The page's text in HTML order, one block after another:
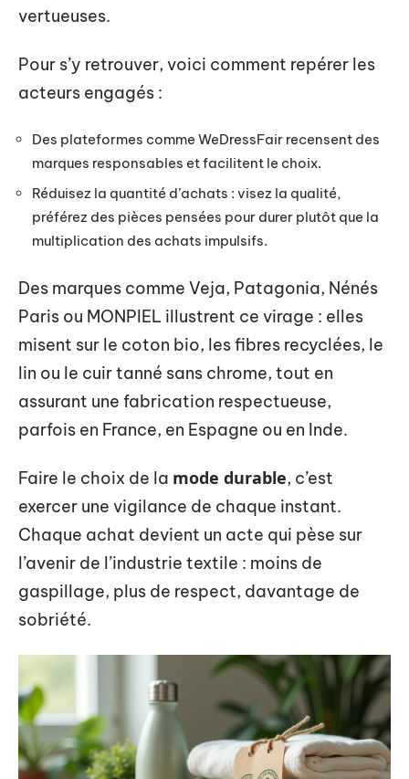
vertueuses.
Pour s’y retrouver, voici comment repérer les
acteurs engagés :
Des plateformes comme WeDressFair recensent des
marques responsables et facilitent le choix.
Réduisez la quantité d’achats : visez la qualité,
préférez des pièces pensées pour durer plutôt que la
multiplication des achats impulsifs.
Des marques comme Veja, Patagonia, Nénés
Paris ou MONPIEL illustrent ce virage : elles
misent sur le coton bio, les fibres recyclées, le
lin ou le cuir tanné sans chrome, tout en
assurant une fabrication respectueuse,
parfois en France, en Espagne ou en Inde.
Faire le choix de la mode durable, c’est
exercer une vigilance de chaque instant.
Chaque achat devient un acte qui pèse sur
l’avenir de l’industrie textile : moins de
gaspillage, plus de respect, davantage de
sobriété.